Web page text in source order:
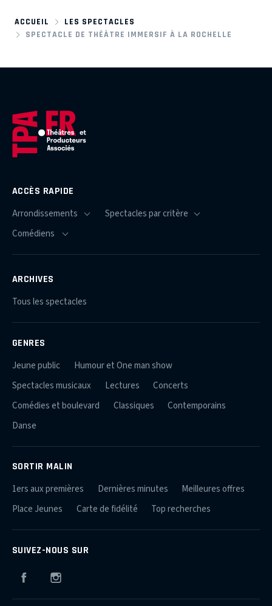
ACCUEIL
LES SPECTACLES
SPECTACLE DE THÉÂTRE IMMERSIF À LA ROCHELLE
ACCÈS RAPIDE
ARCHIVES
Tous les spectacles
GENRES
Jeune public
Humour et One man show
Spectacles musicaux
Lectures
Concerts
Comédies et boulevard
Classiques
Contemporains
Danse
SORTIR MALIN
1ers aux premières Dernières minutes
Meilleures offres
Place Jeunes
Carte de fidélité Top recherches
SUIVEZ-NOUS SUR
Facebook